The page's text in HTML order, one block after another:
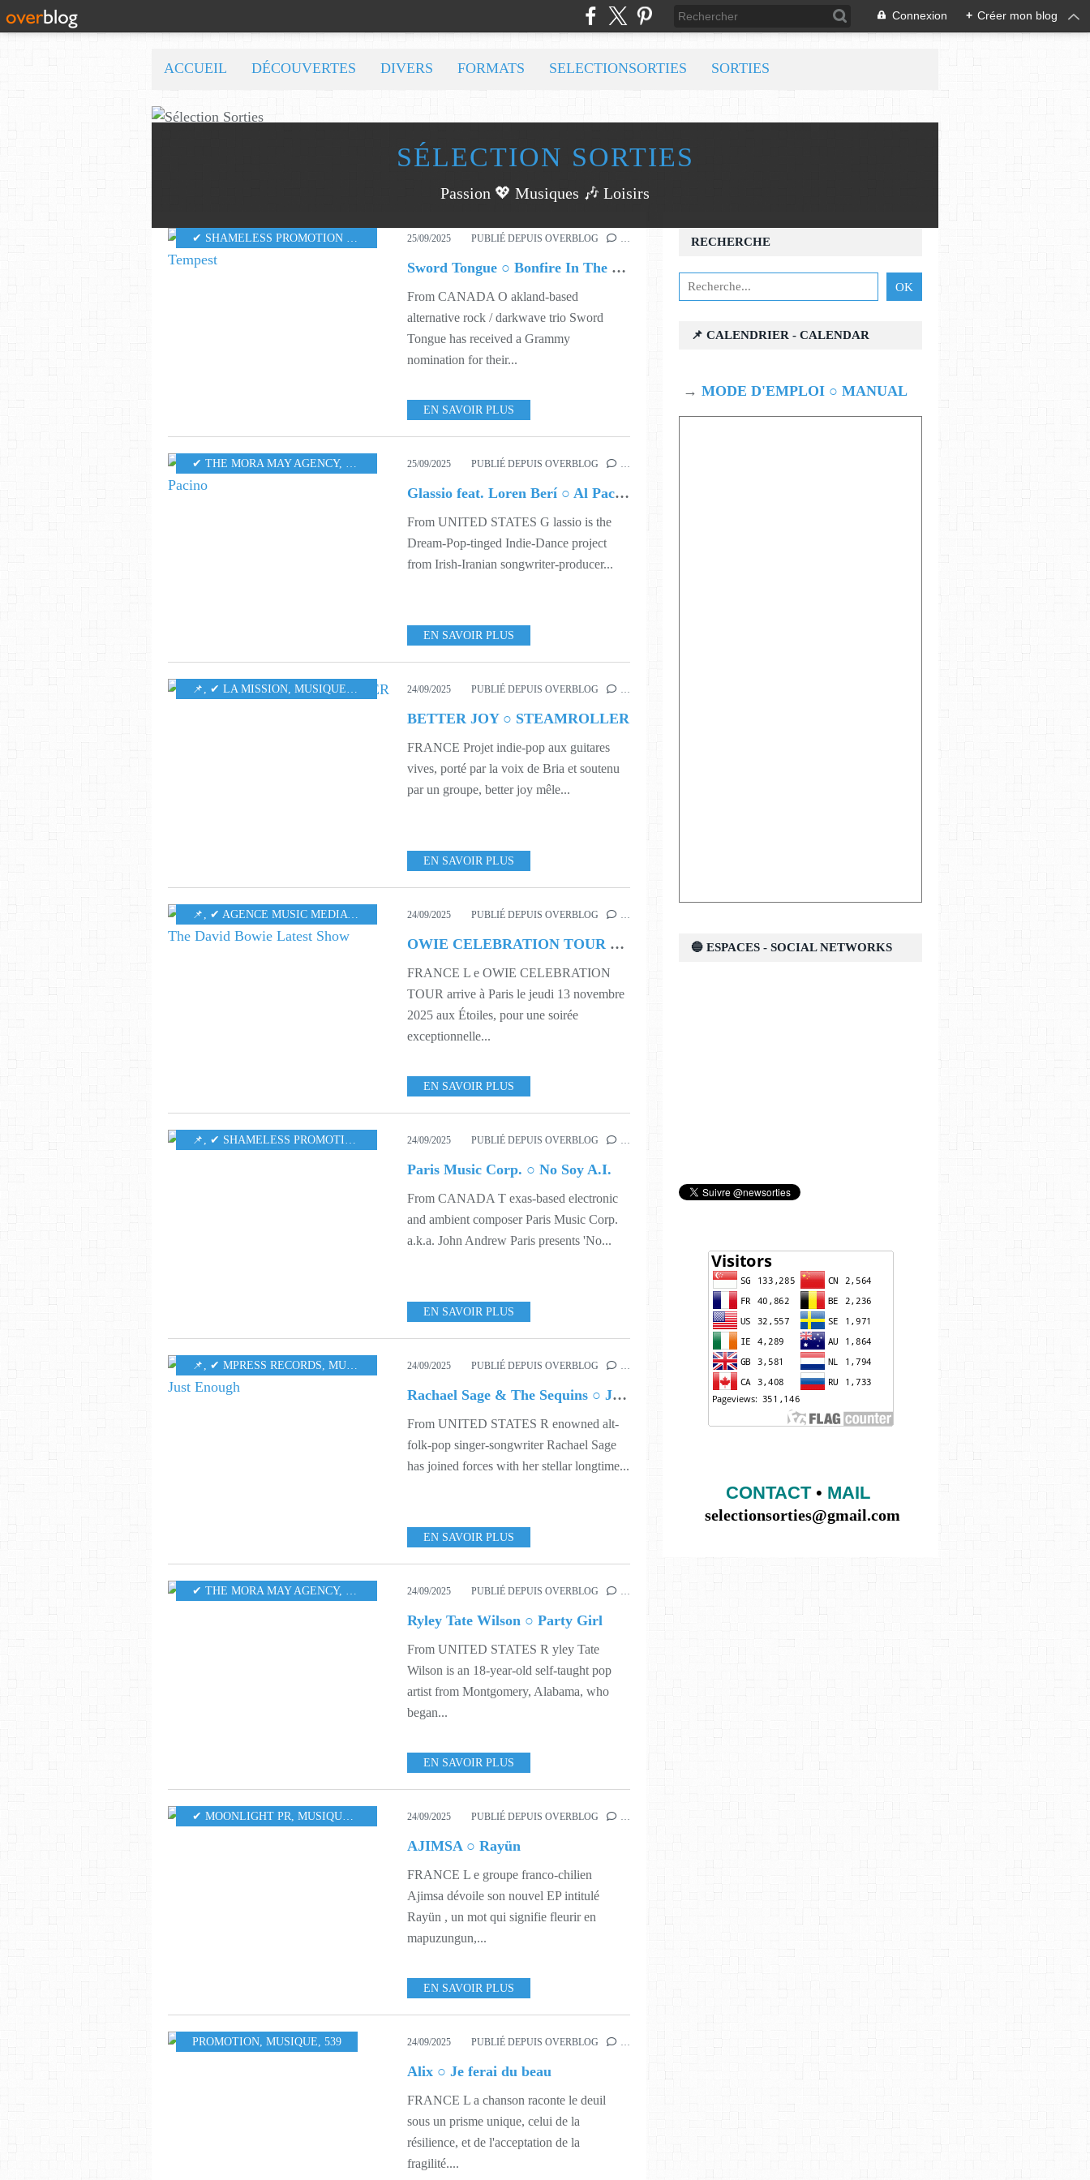
Connexion + Créer mon blog
SÉLECTION SORTIES
Passion 💖 Musiques 🎶 Loisirs
ACCUEIL DÉCOUVERTES DIVERS FORMATS SELECTIONSORTIES SORTIES
✔ SHAMELESS PROMOTION PR ,539
25/09/2025 PUBLIÉ DEPUIS OVERBLOG …
Sword Tongue ○ Bonfire In The Tempest
From CANADA O akland-based
alternative rock / darkwave trio Sword
Tongue has received a Grammy
nomination for their...
EN SAVOIR PLUS
✔ THE MORA MAY AGENCY, MUSIC 25/09/2025 PUBLIÉ DEPUIS OVERBLOG …
Glassio feat. Loren Berí ○ Al Pacino
From UNITED STATES G lassio is the
Dream-Pop-tinged Indie-Dance project
from Irish-Iranian songwriter-producer...
EN SAVOIR PLUS
​​​​​​​📌 , ✔ LA MISSION, MUSIQUE, 539 544 24/09/2025 PUBLIÉ DEPUIS OVERBLOG …
BETTER JOY ○ STEAMROLLER
FRANCE Projet indie-pop aux guitares
vives, porté par la voix de Bria et soutenu
par un groupe, better joy mêle...
EN SAVOIR PLUS
​​​​​​​📌 , ✔ AGENCE MUSIC MEDIA CONSULTING ,539,
24/09/2025 PUBLIÉ DEPUIS OVERBLOG …
OWIE CELEBRATION TOUR The David Bowie Latest Show
FRANCE L e OWIE CELEBRATION
TOUR arrive à Paris le jeudi 13 novembre
2025 aux Étoiles, pour une soirée
exceptionnelle...
EN SAVOIR PLUS
​​​​​​​📌 , ✔ SHAMELESS PROMOTION PR MUSIC,539,543
24/09/2025 PUBLIÉ DEPUIS OVERBLOG …
Paris Music Corp. ○ No Soy A.I.
From CANADA T exas-based electronic
and ambient composer Paris Music Corp.
a.k.a. John Andrew Paris presents 'No...
EN SAVOIR PLUS
​​​​​​​📌 , ✔ MPRESS RECORDS, MUSIC 54324/09/2025 PUBLIÉ DEPUIS OVERBLOG …
Rachael Sage & The Sequins ○ Just Enough
From UNITED STATES R enowned alt-
folk-pop singer-songwriter Rachael Sage
has joined forces with her stellar longtime...
EN SAVOIR PLUS
✔ THE MORA MAY AGENCY, MUSIC 24/09/2025 PUBLIÉ DEPUIS OVERBLOG …
Ryley Tate Wilson ○ Party Girl
From UNITED STATES R yley Tate
Wilson is an 18-year-old self-taught pop
artist from Montgomery, Alabama, who
began...
EN SAVOIR PLUS
✔ MOONLIGHT PR, MUSIQUE , 24/09/2025 PUBLIÉ DEPUIS OVERBLOG …
AJIMSA ○ Rayün
FRANCE L e groupe franco-chilien
Ajimsa dévoile son nouvel EP intitulé
Rayün , un mot qui signifie fleurir en
mapuzungun,...
EN SAVOIR PLUS
PROMOTION, MUSIQUE, 539 24/09/2025 PUBLIÉ DEPUIS OVERBLOG …
Alix ○ Je ferai du beau
FRANCE L a chanson raconte le deuil
sous un prisme unique, celui de la
résilience, et de l'acceptation de la
fragilité....
RECHERCHE
📌 CALENDRIER - CALENDAR
→ MODE D'EMPLOI ○ MANUAL
🔵 ESPACES - SOCIAL NETWORKS
CONTACT• MAIL
selectionsorties@gmail.com